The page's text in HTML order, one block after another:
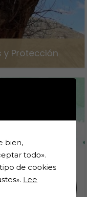
y Protección
bien,
todo».
de cookies
Lee